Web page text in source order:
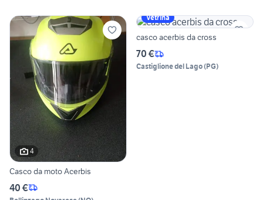
4
Casco da moto Acerbis
40 €
Vetrina
casco acerbis da cross
70 €
Castiglione del Lago(PG)